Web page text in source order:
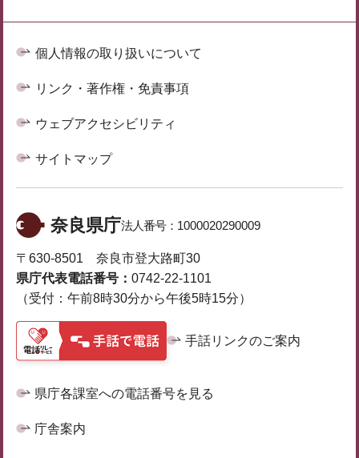
個人情報の取り扱いについて
リンク・著作権・免責事項
ウェブアクセシビリティ
サイトマップ
奈良県庁法人番号： 1000020290009
〒630-8501 奈良市登大路町30
県庁代表電話番号： 0742-22-1101
（受付：午前8時30分から午後5時15分）
手話リンクのご案内
県庁各課室への電話番号を見る
庁舎案内